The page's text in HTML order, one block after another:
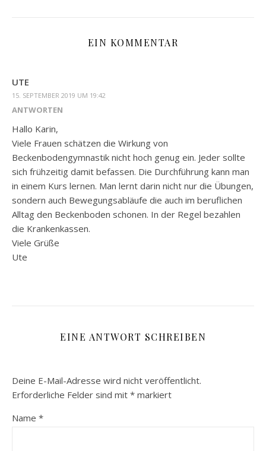
EIN KOMMENTAR
UTE
15. SEPTEMBER 2019 UM 19:42
ANTWORTEN
Hallo Karin,
Viele Frauen schätzen die Wirkung von
Beckenbodengymnastik nicht hoch genug ein. Jeder sollte
sich frühzeitig damit befassen. Die Durchführung kann man
in einem Kurs lernen. Man lernt darin nicht nur die Übungen,
sondern auch Bewegungsabläufe die auch im beruflichen
Alltag den Beckenboden schonen. In der Regel bezahlen
die Krankenkassen.
Viele Grüße
Ute
EINE ANTWORT SCHREIBEN
Deine E-Mail-Adresse wird nicht veröffentlicht.
Erforderliche Felder sind mit * markiert
Name *